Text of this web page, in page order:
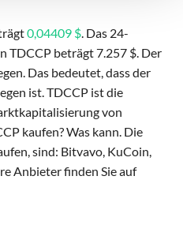
0,04409 $. Das 24-
TDCCP beträgt 7.257 $. Der
Das bedeutet, dass der
ist. TDCCP ist die
von
kaufen? Was kann. Die
sind: Bitvavo, KuCoin,
Anbieter finden Sie auf